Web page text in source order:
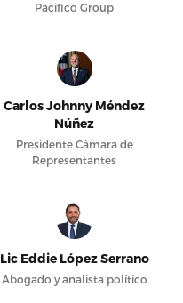
Pacifico Group
Carlos Johnny Méndez
Núñez
Presidente Cámara de
Representantes
Lic Eddie López Serrano
Abogado y analista político